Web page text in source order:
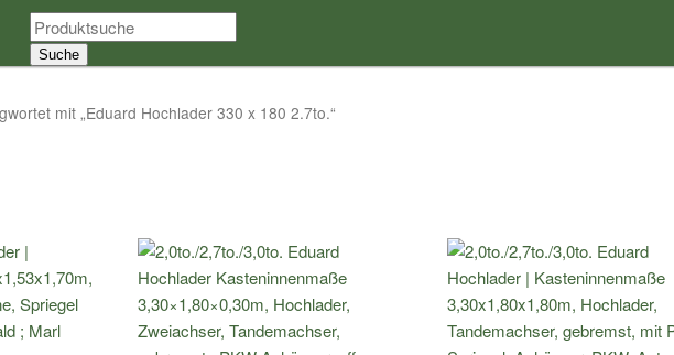
Products
search
Suche
mit „Eduard Hochlader 330 x 180 2.7to.“